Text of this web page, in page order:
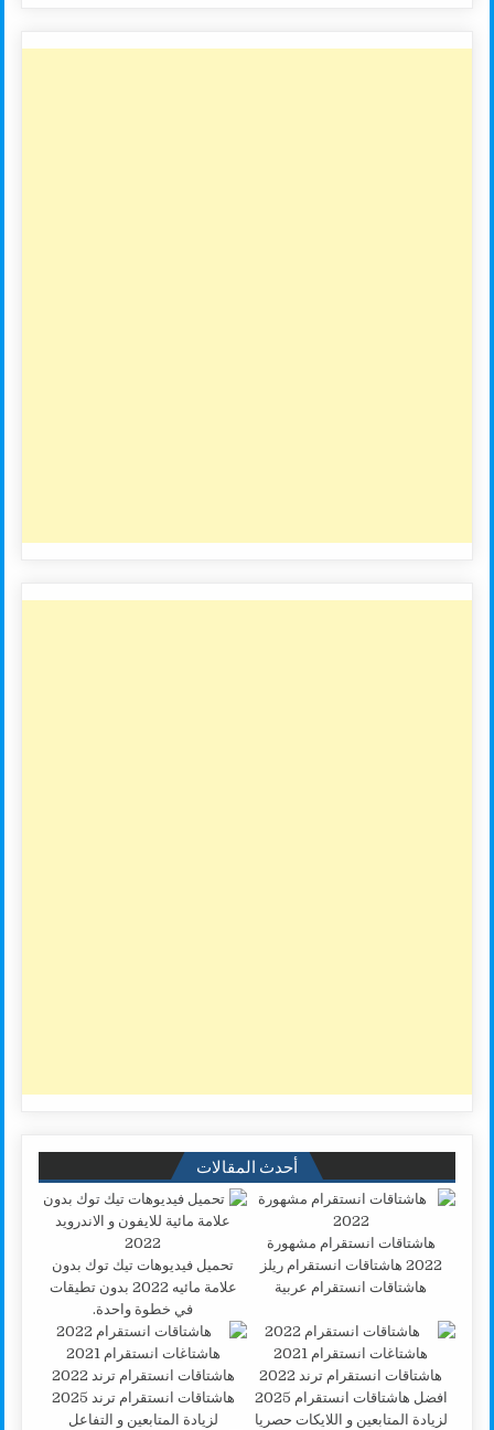
أحدث المقالات
هاشتاقات انستقرام مشهورة
2022 هاشتاقات انستقرام ريلز
هاشتاقات انستقرام عربية
تحميل فيديوهات تيك توك بدون
علامة مائيه 2022 بدون تطيقات
في خطوة واحدة.
افضل هاشتاقات انستقرام 2025
لزيادة المتابعين و اللايكات حصريا
هاشتاقات انستقرام ترند 2025
لزيادة المتابعين و التفاعل